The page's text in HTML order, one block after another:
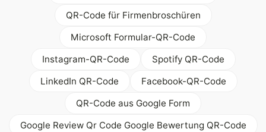
QR-Code für Firmenbroschüren
Microsoft Formular-QR-Code
Instagram-QR-Code
Spotify QR-Code
LinkedIn QR-Code
Facebook-QR-Code
QR-Code aus Google Form
Google Review Qr Code Google Bewertung QR-Code